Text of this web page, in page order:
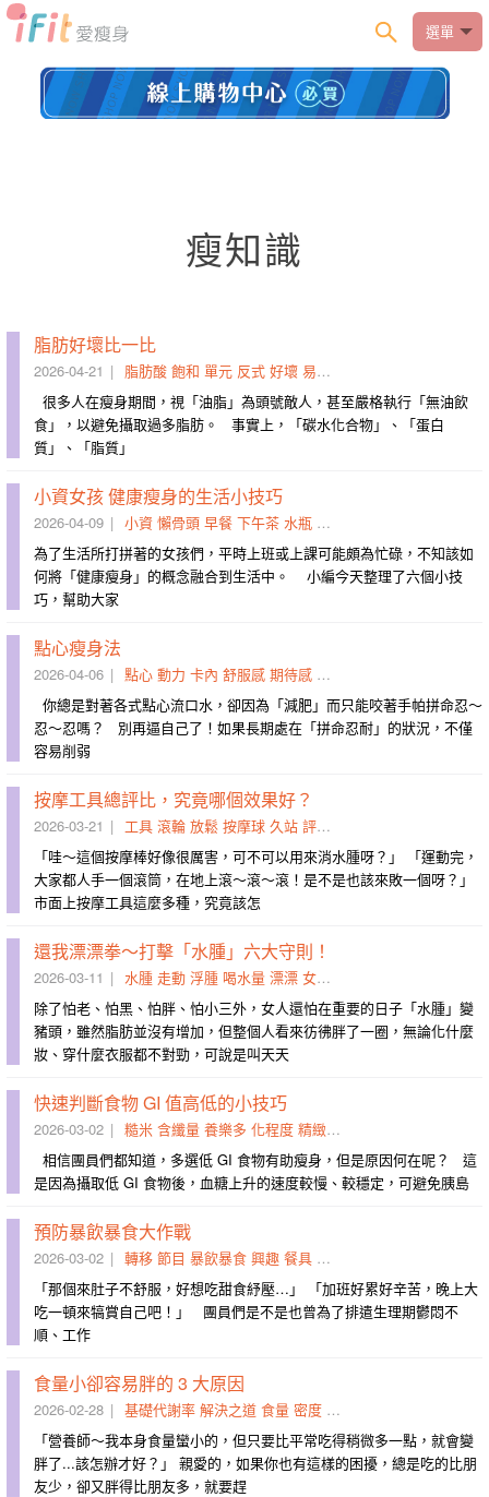
選單
瘦知識
脂肪好壞比一比
2026-04-21 脂肪酸 飽和 單元 反式 好壞 易容
很多人在瘦身期間，視「油脂」為頭號敵人，甚至嚴格執行「無油飲
食」，以避免攝取過多脂肪。 事實上，「碳水化合物」、「蛋白
質」、「脂質」
小資女孩 健康瘦身的生活小技巧
2026-04-09 小資 懶骨頭 早餐 下午茶 水瓶 準備
為了生活所打拼著的女孩們，平時上班或上課可能頗為忙碌，不知該如
何將「健康瘦身」的概念融合到生活中。 小編今天整理了六個小技
巧，幫助大家
點心瘦身法
2026-04-06 點心 動力 卡內 舒服感 期待感 餅乾
你總是對著各式點心流口水，卻因為「減肥」而只能咬著手帕拼命忍～
忍～忍嗎？ 別再逼自己了！如果長期處在「拼命忍耐」的狀況，不僅
容易削弱
按摩工具總評比，究竟哪個效果好？
2026-03-21 工具 滾輪 放鬆 按摩球 久站 評比
「哇～這個按摩棒好像很厲害，可不可以用來消水腫呀？」 「運動完，
大家都人手一個滾筒，在地上滾～滾～滾！是不是也該來敗一個呀？」
市面上按摩工具這麼多種，究竟該怎
還我漂漂拳～打擊「水腫」六大守則！
2026-03-11 水腫 走動 浮腫 喝水量 漂漂 女人
除了怕老、怕黑、怕胖、怕小三外，女人還怕在重要的日子「水腫」變
豬頭，雖然脂肪並沒有增加，但整個人看來彷彿胖了一圈，無論化什麼
妝、穿什麼衣服都不對勁，可說是叫天天
快速判斷食物 GI 值高低的小技巧
2026-03-02 糙米 含纖量 養樂多 化程度 精緻度
相信團員們都知道，多選低 GI 食物有助瘦身，但是原因何在呢？ 這
是因為攝取低 GI 食物後，血糖上升的速度較慢、較穩定，可避免胰島
預防暴飲暴食大作戰
2026-03-02 轉移 節目 暴飲暴食 興趣 餐具 紓壓
「那個來肚子不舒服，好想吃甜食紓壓…」 「加班好累好辛苦，晚上大
吃一頓來犒賞自己吧！」 團員們是不是也曾為了排遣生理期鬱悶不
順、工作
食量小卻容易胖的 3 大原因
2026-02-28 基礎代謝率 解決之道 食量 密度 肌肉量
「營養師～我本身食量蠻小的，但只要比平常吃得稍微多一點，就會變
胖了...該怎辦才好？」 親愛的，如果你也有這樣的困擾，總是吃的比朋
友少，卻又胖得比朋友多，就要趕